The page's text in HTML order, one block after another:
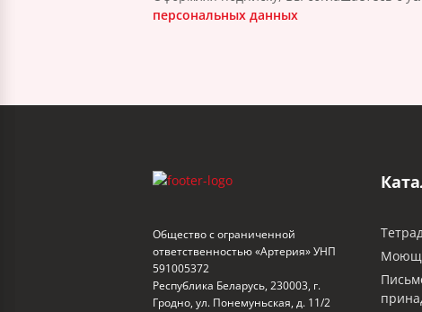
персональных данных
Общество с ограниченной
ответственностью «Артерия» УНП
591005372
Республика Беларусь, 230003, г.
Гродно, ул. Понемуньская, д. 11/2